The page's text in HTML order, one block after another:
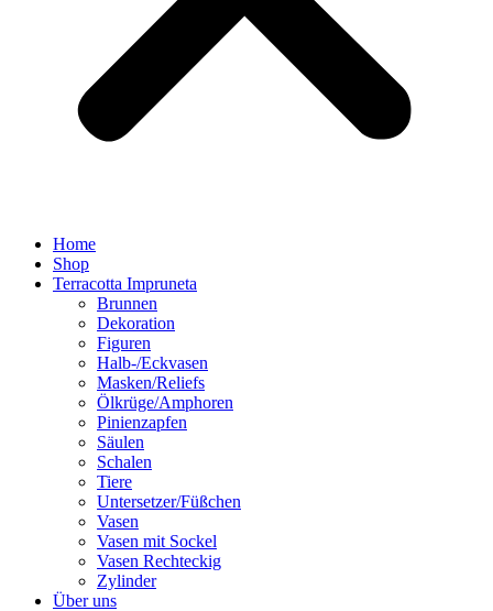
Home
Shop
Terracotta Impruneta
Brunnen
Dekoration
Figuren
Halb-/Eckvasen
Masken/Reliefs
Ölkrüge/Amphoren
Pinienzapfen
Säulen
Schalen
Tiere
Untersetzer/Füßchen
Vasen
Vasen mit Sockel
Vasen Rechteckig
Zylinder
Über uns